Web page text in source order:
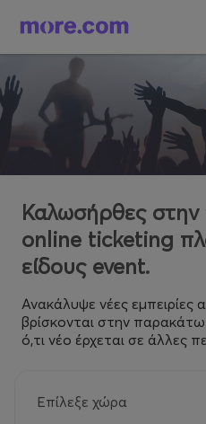
Καλωσήρθες στην
online ticketing
είδους event.
Ανακάλυψε νέες εμπειρίες
βρίσκονται στην παρακάτω
ό,τι νέο έρχεται σε άλλες
Επίλεξε χώρα